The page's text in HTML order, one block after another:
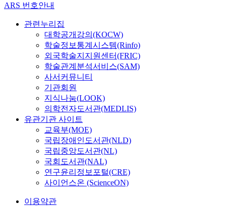
ARS 번호안내
관련누리집
대학공개강의(KOCW)
학술정보통계시스템(Rinfo)
외국학술지지원센터(FRIC)
학술관계분석서비스(SAM)
사서커뮤니티
기관회원
지식나눔(LOOK)
의학전자도서관(MEDLIS)
유관기관 사이트
교육부(MOE)
국립장애인도서관(NLD)
국립중앙도서관(NL)
국회도서관(NAL)
연구윤리정보포털(CRE)
사이언스온 (ScienceON)
이용약관